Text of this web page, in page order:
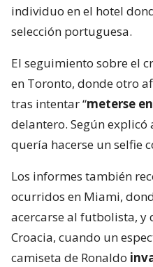
individuo en el hotel
selección portuguesa.
El seguimiento sobre el
en Toronto, donde otro
tras intentar “meterse
delantero. Según explicó
quería hacerse un selfie
Los informes también
ocurridos en Miami,
acercarse al futbolista, y
Croacia, cuando un
camiseta de Ronaldo